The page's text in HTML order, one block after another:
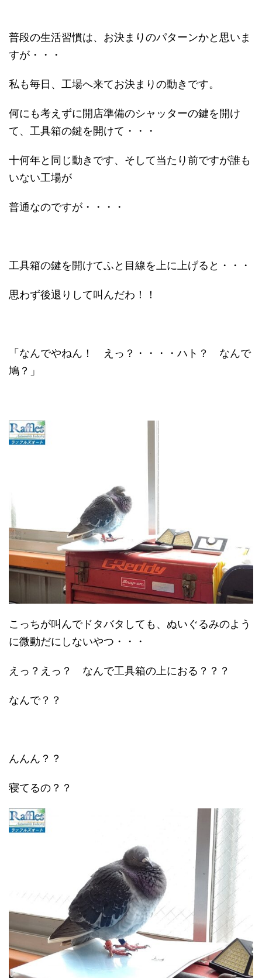
普段の生活習慣は、お決まりのパターンかと思いま
すが・・・
私も毎日、工場へ来てお決まりの動きです。
何にも考えずに開店準備のシャッターの鍵を開け
て、工具箱の鍵を開けて・・・
十何年と同じ動きです、そして当たり前ですが誰も
いない工場が
普通なのですが・・・・
工具箱の鍵を開けてふと目線を上に上げると・・・
思わず後退りして叫んだわ！！
「なんでやねん！ えっ？・・・・ハト？ なんで
鳩？」
こっちが叫んでドタバタしても、ぬいぐるみのよう
に微動だにしないやつ・・・
えっ？えっ？ なんで工具箱の上におる？？？
なんで？？
んんん？？
寝てるの？？